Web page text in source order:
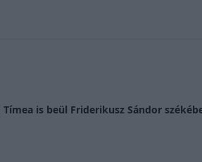
is beül Friderikusz Sándor